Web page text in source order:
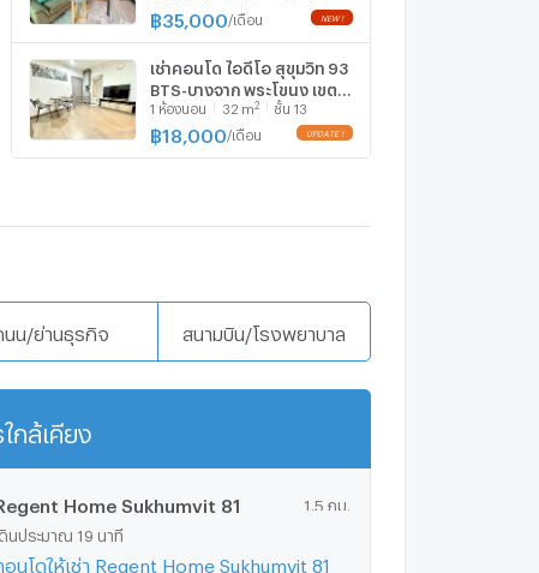
166878 ✅ ทักไลน์
฿35,000 /เดือน
เช่าคอนโด ไอดีโอ สุขุมวิท 93
BTS-บางจาก พระโขนง เขต
คลองเตย กรุงเทพ CX-
135628 ✅ ทักไลน์
1 ห้องนอน 32 m2 ชั้น 13
฿18,000 /เดือน
นน/ย่านธุรกิจ สนามบิน/โรงพยาบาล
กล้เคียง
Home Sukhumvit 81 1.5 กม.
ดินประมาณ 19 นาที
อนโดให้เช่า Regent Home Sukhumvit 81